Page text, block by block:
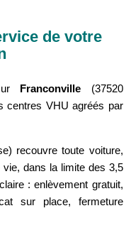
de votre
Franconville (37520
centres VHU agréés par
recouvre toute voiture,
dans la limite des 3,5
: enlèvement gratuit,
sur place, fermeture